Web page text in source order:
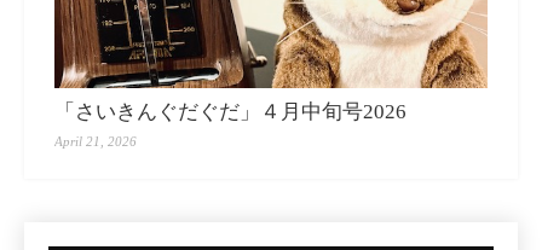
「さいきんぐだぐだ」４月中旬号2026
April 21, 2026